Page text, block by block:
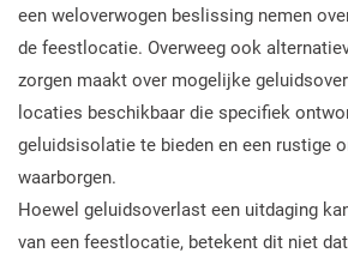
een weloverwogen beslissing nemen
de feestlocatie. Overweeg ook
zorgen maakt over mogelijke
locaties beschikbaar die specifiek
geluidsisolatie te bieden en een rustige
waarborgen.
Hoewel geluidsoverlast een uitdaging
van een feestlocatie, betekent dit niet